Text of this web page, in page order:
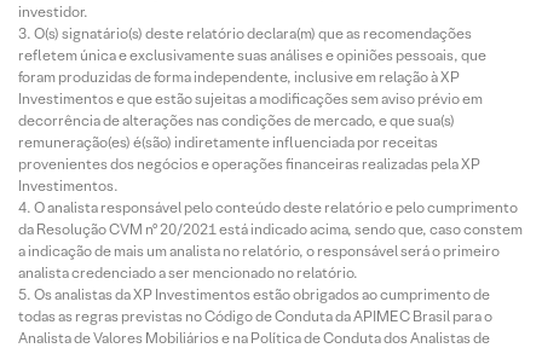
investidor.
O(s) signatário(s) deste relatório declara(m) que as recomendações
refletem única e exclusivamente suas análises e opiniões pessoais, que
foram produzidas de forma independente, inclusive em relação à XP
Investimentos e que estão sujeitas a modificações sem aviso prévio em
decorrência de alterações nas condições de mercado, e que sua(s)
remuneração(es) é(são) indiretamente influenciada por receitas
provenientes dos negócios e operações financeiras realizadas pela XP
Investimentos.
O analista responsável pelo conteúdo deste relatório e pelo cumprimento
da Resolução CVM nº 20/2021 está indicado acima, sendo que, caso constem
a indicação de mais um analista no relatório, o responsável será o primeiro
analista credenciado a ser mencionado no relatório.
Os analistas da XP Investimentos estão obrigados ao cumprimento de
todas as regras previstas no Código de Conduta da APIMEC Brasil para o
Analista de Valores Mobiliários e na Política de Conduta dos Analistas de